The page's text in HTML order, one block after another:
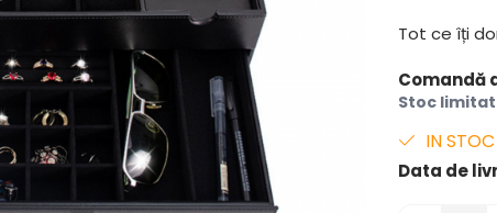
Tot ce îți
Comandă
Stoc
IN STOC
Data de